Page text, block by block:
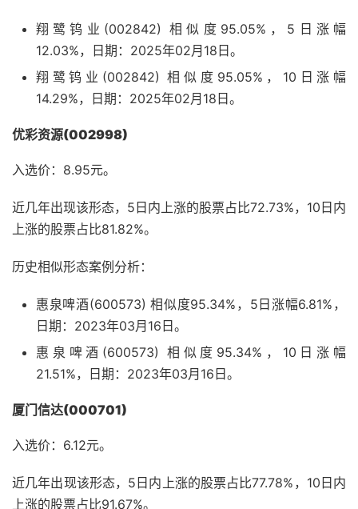
翔鹭钨业(002842) 相似度95.05%，5日涨幅
12.03%，日期：2025年02月18日。
翔鹭钨业(002842) 相似度95.05%，10日涨幅
14.29%，日期：2025年02月18日。
优彩资源(002998)
入选价：8.95元。
近几年出现该形态，5日内上涨的股票占比72.73%，10日内
上涨的股票占比81.82%。
历史相似形态案例分析：
惠泉啤酒(600573) 相似度95.34%，5日涨幅6.81%，
日期：2023年03月16日。
惠泉啤酒(600573) 相似度95.34%，10日涨幅
21.51%，日期：2023年03月16日。
厦门信达(000701)
入选价：6.12元。
近几年出现该形态，5日内上涨的股票占比77.78%，10日内
上涨的股票占比91.67%。